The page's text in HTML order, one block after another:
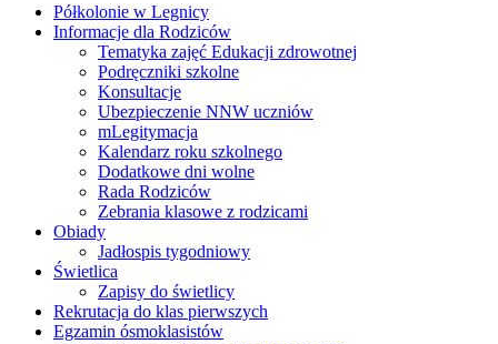
Półkolonie w Legnicy
Informacje dla Rodziców
Tematyka zajęć Edukacji zdrowotnej
Podręczniki szkolne
Konsultacje
Ubezpieczenie NNW uczniów
mLegitymacja
Kalendarz roku szkolnego
Dodatkowe dni wolne
Rada Rodziców
Zebrania klasowe z rodzicami
Obiady
Jadłospis tygodniowy
Świetlica
Zapisy do świetlicy
Rekrutacja do klas pierwszych
Egzamin ósmoklasistów